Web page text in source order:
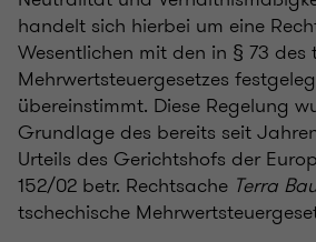
handelt sich hierbei um eine
Wesentlichen mit den in § 73 des
Mehrwertsteuergesetzes
übereinstimmt. Diese Regelung
Grundlage des bereits seit
Urteils des Gerichtshofs der
152/02 betr. Rechtsache Terra
tschechische